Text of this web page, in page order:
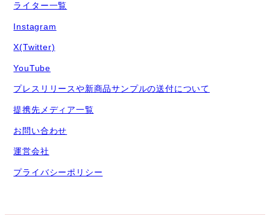
ライター一覧
Instagram
X(Twitter)
YouTube
プレスリリースや新商品サンプルの送付について
提携先メディア一覧
お問い合わせ
運営会社
プライバシーポリシー